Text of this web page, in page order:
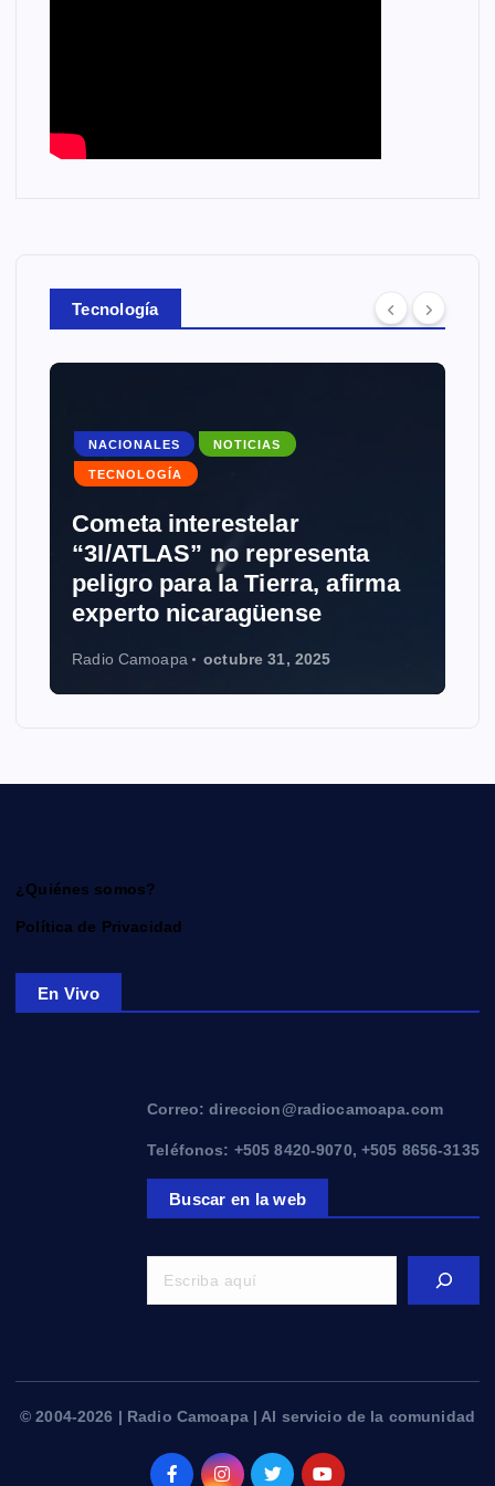
Tecnología
NACIONALES NOTICIAS
TECNOLOGÍA
Cometa interestelar
“3I/ATLAS” no representa
peligro para la Tierra, afirma
experto nicaragüense
Radio Camoapa octubre 31, 2025
¿Quiénes somos?
Política de Privacidad
En Vivo
Correo: direccion@radiocamoapa.com
Teléfonos: +505 8420-9070, +505 8656-3135
Buscar en la web
© 2004-2026 | Radio Camoapa | Al servicio de la comunidad